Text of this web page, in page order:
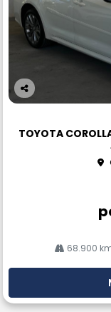
Co
rtil
TOYOTA
68.900